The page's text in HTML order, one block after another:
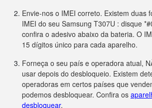
Envie-nos o IMEI correto. Existem duas
IMEI do seu Samsung T307U : disque
confira o adesivo abaixo da bateria. O
15 dígitos único para cada aparelho.
Forneça o seu país e operadora atual,
usar depois do desbloqueio. Existem
operadoras em certos países que
podemos desbloquear. Confira os
desbloquear.